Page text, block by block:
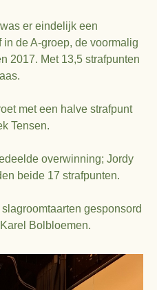
er eindelijk een
de A-groep, de voormalig
2017. Met 13,5 strafpunten
met een halve strafpunt
Tensen.
overwinning; Jordy
beide 17 strafpunten.
gesponsord
Bolbloemen.